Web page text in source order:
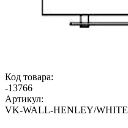
Код товара:
-13766
Артикул:
VK-WALL-HENLEY/WHITE